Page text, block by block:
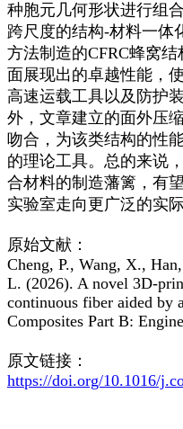
种胞元几何形状进行组
跨尺度的结构-材料一体
方法制造的CFRC蜂窝
面展现出的卓越性能，
高速运载工具以及防护
外，文章建立的面外压
吻合，为该类结构的性
的理论工具。总的来说
合材料的制造藩篱，有
实验室走向更广泛的实
原始文献：
Cheng, P., Wang, X.,
L. (2026). A novel 3D-
continuous fiber aided by
Composites Part B:
原文链接：
https://doi.org/10.1016/